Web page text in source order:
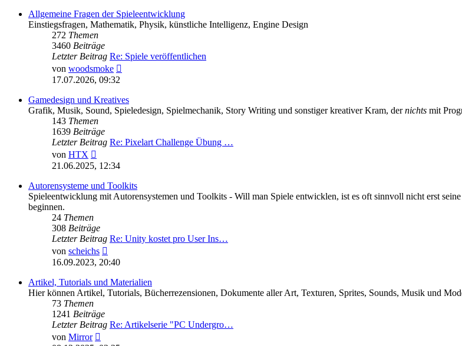
Allgemeine Fragen der Spieleentwicklung
Einstiegsfragen, Mathematik, Physik, künstliche Intelligenz, Engine Design
272 Themen
3460 Beiträge
Letzter Beitrag Re: Spiele veröffentlichen
von woodsmoke
17.07.2026, 09:32
Gamedesign und Kreatives
Grafik, Musik, Sound, Spieledesign, Spielmechanik, Story Writing und sonstiger kreativer Kram, dernichts mit
143 Themen
1639 Beiträge
Letzter Beitrag Re: Pixelart Challenge Übung …
von HTX
Beitrag
21.06.2025, 12:34
Autorensysteme und Toolkits
Spieleentwicklung mit Autorensystemen und Toolkits - Will man Spiele entwicklen, ist es oft sinnvoll nicht erst
beginnen.
24 Themen
308 Beiträge
Letzter Beitrag Re: Unity kostet pro User Ins…
von scheichs
Beitrag
16.09.2023, 20:40
Artikel, Tutorials und Materialien
Hier können Artikel, Tutorials, Bücherrezensionen, Dokumente aller Art, Texturen, Sprites, Sounds, Musik und
73 Themen
1241 Beiträge
Letzter Beitrag Re: Artikelserie "PC Undergro…
von Mirror